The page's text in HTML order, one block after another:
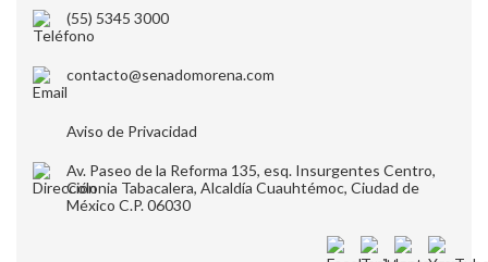
(55) 5345 3000
contacto@senadomorena.com
Aviso de Privacidad
Av. Paseo de la Reforma 135, esq. Insurgentes Centro,
Colonia Tabacalera, Alcaldía Cuauhtémoc, Ciudad de
México C.P. 06030